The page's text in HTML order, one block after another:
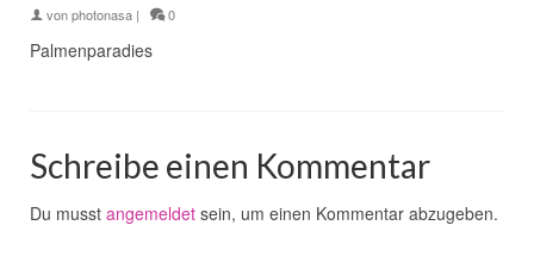
vonphotonasa | 0
Palmenparadies
Schreibe einen Kommentar
Du musst angemeldet sein, um einen Kommentar abzugeben.